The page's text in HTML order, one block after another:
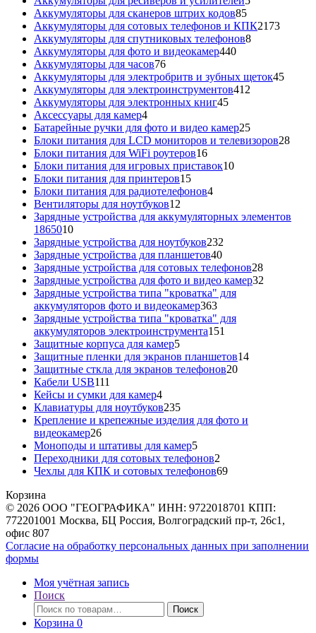
Аккумуляторы для сканеров штрих кодов8585
товаров
Аккумуляторы для сотовых телефонов и КПК21732173
Аккумуляторы для спутниковых телефонов88
Аккумуляторы для фото и видеокамер440440
Аккумуляторы для часов7676
товаров
Аккумуляторы для электробритв и зубных щеток4545
Аккумуляторы для электроинструментов412
Аккумуляторы для электронных книг4545
Аксессуары для камер44
товара
Батарейные ручки для фото и видео камер2525
товаров
Блоки питания для LCD мониторов и телевизоров2828
Блоки питания для WiFi роутеров1616
товаров
Блоки питания для игровых приставок1010
Блоки питания для принтеров1515
товаров
Блоки питания для радиотелефонов44
Вентиляторы для ноутбуков12
товаров
Зарядные устройства для аккумуляторных элементов
186501010
товаров
Зарядные устройства для ноутбуков232
Зарядные устройства для планшетов4040
товаров
Зарядные устройства для сотовых телефонов2828
товаров
Зарядные устройства для фото и видео камер32
Зарядные устройства типа "кроватка" для
аккумуляторов фото и видеокамер363363
товара
Зарядные устройства типа "кроватка" для
аккумуляторов электроинструмента151
Защитные корпуса для камер55
товаров
Защитные пленки для экранов планшетов1414
Защитные сткла для экранов телефонов2020
Кабели USB111
товаров
Кейсы и сумки для камер44
товара
Клавиатуры для ноутбуков235235
товаров
Крепление и крепежные изделия для фото и
видеокамер2626
товаров
Моноподы и штативы для камер55
товаров
Переходники для сотовых телефонов2
товара
Чехлы для КПК и сотовых телефонов6969
Корзина
© 2026 ООО "ГЕОГРАФИКА" ИНН: 9722018701 КПП:
772201001 Москва, БЦ Россия, Волгоградский пр-т, 26с1,
офис 807
Согласие на обработку персональных данных при заполнении
формы
Моя учётная запись
Поиск
Искать:
Поиск
Корзина 0